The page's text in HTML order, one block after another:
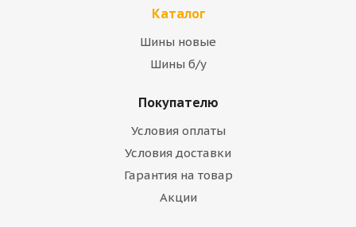
Каталог
Шины новые
Шины б/у
Покупателю
Условия оплаты
Условия доставки
Гарантия на товар
Акции